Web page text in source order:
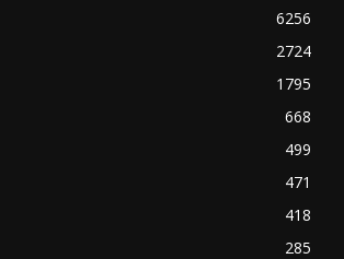
6256
2724
1795
668
499
471
418
285